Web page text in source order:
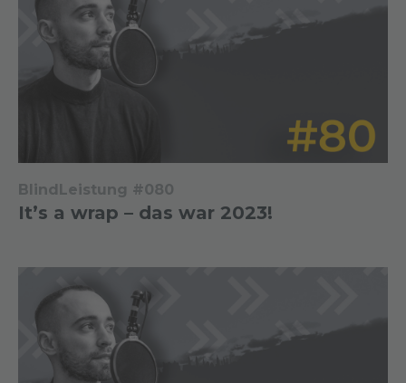
BlindLeistung #080
It’s a wrap – das war 2023!